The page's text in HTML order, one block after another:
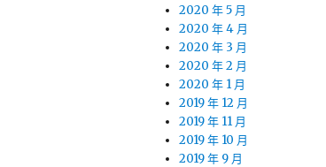
2020 年 5 月
2020 年 4 月
2020 年 3 月
2020 年 2 月
2020 年 1 月
2019 年 12 月
2019 年 11 月
2019 年 10 月
2019 年 9 月